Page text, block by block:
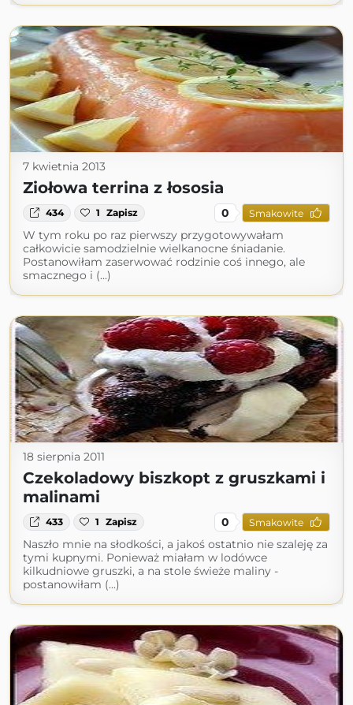
7 kwietnia 2013
Ziołowa terrina z łososia
434 1 Zapisz 0 Smakowite
W tym roku po raz pierwszy przygotowywałam
całkowicie samodzielnie wielkanocne śniadanie.
Postanowiłam zaserwować rodzinie coś innego, ale
smacznego i (...)
18 sierpnia 2011
Czekoladowy biszkopt z gruszkami i
malinami
433 1 Zapisz 0 Smakowite
Naszło mnie na słodkości, a jakoś ostatnio nie szaleję za
tymi kupnymi. Ponieważ miałam w lodówce
kilkudniowe gruszki, a na stole świeże maliny -
postanowiłam (...)